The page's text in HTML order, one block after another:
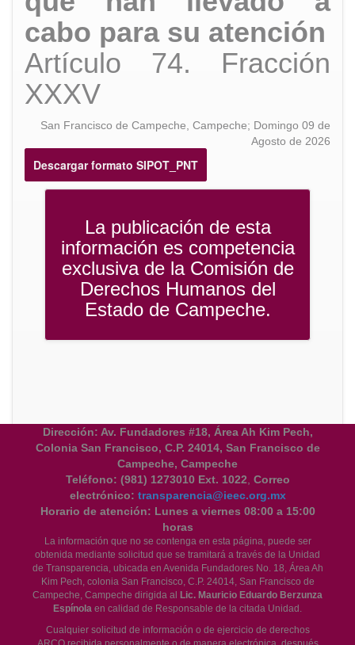
cabo para su atención
Artículo 74. Fracción
XXXV
San Francisco de Campeche, Campeche; Domingo 09 de
Agosto de 2026
Descargar formato SIPOT_PNT
La publicación de esta
información es competencia
exclusiva de la Comisión de
Derechos Humanos del
Estado de Campeche.
Dirección: Av. Fundadores #18, Área Ah Kim Pech,
Colonia San Francisco, C.P. 24014, San Francisco de
Campeche, Campeche
Teléfono: (981) 1273010 Ext. 1022 Correo
electrónico: transparencia@ieec.org.mx
Horario de atención: Lunes a viernes 08:00 a 15:00
horas
La información que no se contenga en esta página, puede ser
obtenida mediante solicitud que se tramitará a través de la Unidad
de Transparencia, ubicada en Avenida Fundadores No. 18, Área Ah
Kim Pech, colonia San Francisco, C.P. 24014, San Francisco de
Campeche, Campeche dirigida al Lic. Mauricio Eduardo Berzunza
Espínola en calidad de Responsable de la citada Unidad.
Cualquier solicitud de información o de ejercicio de derechos